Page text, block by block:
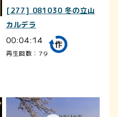
[277] 081030 冬の立山
カルデラ
00:04:14
再生回数：79